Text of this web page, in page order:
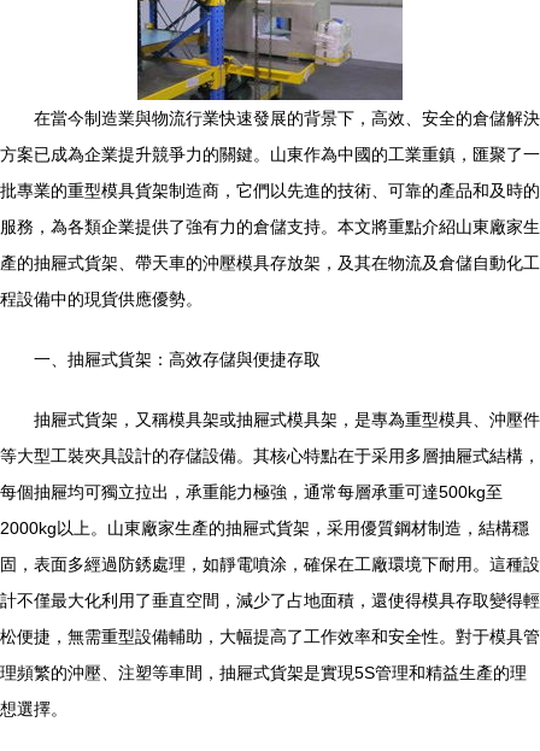
在當今制造業與物流行業快速發展的背景下，高效、安全的倉儲解決
方案已成為企業提升競爭力的關鍵。山東作為中國的工業重鎮，匯聚了一
批專業的重型模具貨架制造商，它們以先進的技術、可靠的產品和及時的
服務，為各類企業提供了強有力的倉儲支持。本文將重點介紹山東廠家生
產的抽屜式貨架、帶天車的沖壓模具存放架，及其在物流及倉儲自動化工
程設備中的現貨供應優勢。
一、抽屜式貨架：高效存儲與便捷存取
抽屜式貨架，又稱模具架或抽屜式模具架，是專為重型模具、沖壓件
等大型工裝夾具設計的存儲設備。其核心特點在于采用多層抽屜式結構，
每個抽屜均可獨立拉出，承重能力極強，通常每層承重可達500kg至
2000kg以上。山東廠家生產的抽屜式貨架，采用優質鋼材制造，結構穩
固，表面多經過防銹處理，如靜電噴涂，確保在工廠環境下耐用。這種設
計不僅最大化利用了垂直空間，減少了占地面積，還使得模具存取變得輕
松便捷，無需重型設備輔助，大幅提高了工作效率和安全性。對于模具管
理頻繁的沖壓、注塑等車間，抽屜式貨架是實現5S管理和精益生產的理
想選擇。